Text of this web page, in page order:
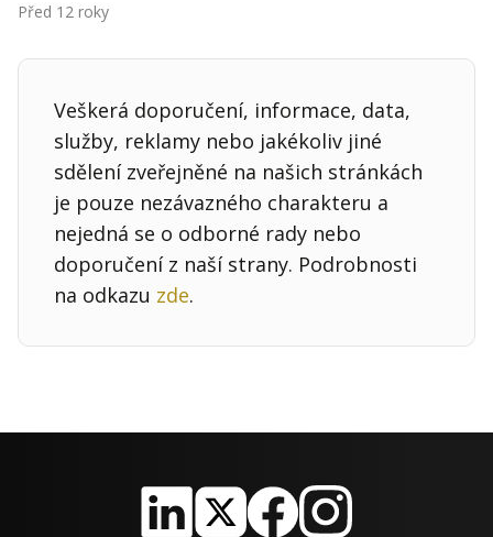
Kontakt
Obchodní podmínky
Hledaná fráze Hledat
Před 12 roky
Veškerá doporučení, informace, data,
služby, reklamy nebo jakékoliv jiné
sdělení zveřejněné na našich stránkách
je pouze nezávazného charakteru a
nejedná se o odborné rady nebo
doporučení z naší strany. Podrobnosti
na odkazu zde.